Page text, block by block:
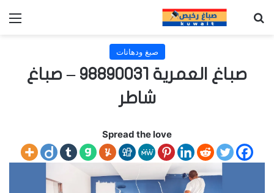
صبغ ودهانات
صباغ العمرية 98890031 – صباغ
شاطر
Spread the love